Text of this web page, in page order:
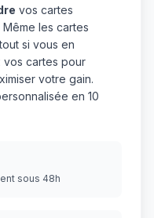
vos cartes
les cartes
si vous en
vos cartes pour
votre gain.
en 10
sous 48h